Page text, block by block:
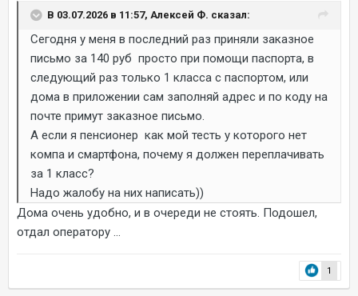
В 03.07.2026 в 11:57, Алексей Ф. сказал:
Сегодня у меня в последний раз приняли заказное
письмо за 140 руб просто при помощи паспорта, в
следующий раз только 1 класса с паспортом, или
дома в приложении сам заполняй адрес и по коду на
почте примут заказное письмо.
А если я пенсионер как мой тесть у которого нет
компа и смартфона, почему я должен переплачивать
за 1 класс?
Надо жалобу на них написать))
Дома очень удобно, и в очереди не стоять. Подошел,
отдал оператору ...
1